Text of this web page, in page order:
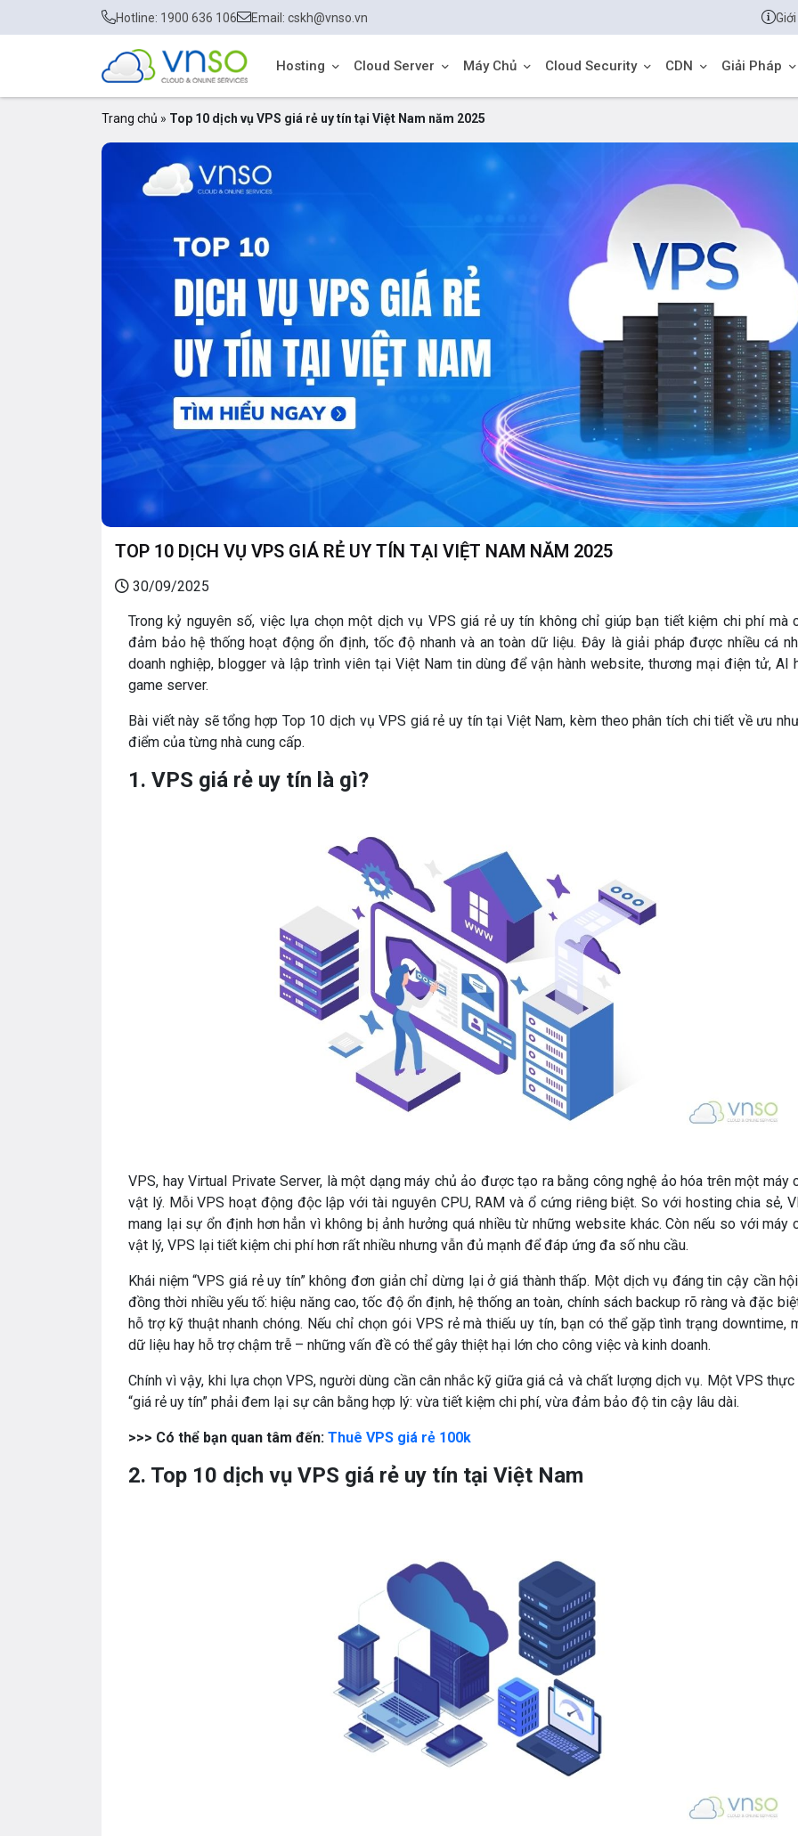
Hotline: 1900 636 106 Email: cskh@vnso.vn
Hosting Cloud Server Máy Chủ Cloud Security CDN Giải Pháp
Trang chủ » Top 10 dịch vụ VPS giá rẻ uy tín tại Việt Nam năm 2025
TOP 10 DỊCH VỤ VPS GIÁ RẺ UY TÍN TẠI VIỆT NAM NĂM 2025
30/09/2025
Trong kỷ nguyên số, việc lựa chọn một dịch vụ VPS giá rẻ uy tín không chỉ giúp bạn tiết kiệm chi phí mà
đảm bảo hệ thống hoạt động ổn định, tốc độ nhanh và an toàn dữ liệu. Đây là giải pháp được nhiều cá
doanh nghiệp, blogger và lập trình viên tại Việt Nam tin dùng để vận hành website, thương mại điện tử, AI
game server.
Bài viết này sẽ tổng hợp Top 10 dịch vụ VPS giá rẻ uy tín tại Việt Nam, kèm theo phân tích chi tiết về ưu
điểm của từng nhà cung cấp.
1. VPS giá rẻ uy tín là gì?
VPS, hay Virtual Private Server, là một dạng máy chủ ảo được tạo ra bằng công nghệ ảo hóa trên một máy
vật lý. Mỗi VPS hoạt động độc lập với tài nguyên CPU, RAM và ổ cứng riêng biệt. So với hosting chia sẻ,
mang lại sự ổn định hơn hẳn vì không bị ảnh hưởng quá nhiều từ những website khác. Còn nếu so với máy
vật lý, VPS lại tiết kiệm chi phí hơn rất nhiều nhưng vẫn đủ mạnh để đáp ứng đa số nhu cầu.
Khái niệm “VPS giá rẻ uy tín” không đơn giản chỉ dừng lại ở giá thành thấp. Một dịch vụ đáng tin cậy cần
đồng thời nhiều yếu tố: hiệu năng cao, tốc độ ổn định, hệ thống an toàn, chính sách backup rõ ràng và đặc
hỗ trợ kỹ thuật nhanh chóng. Nếu chỉ chọn gói VPS rẻ mà thiếu uy tín, bạn có thể gặp tình trạng downtime,
dữ liệu hay hỗ trợ chậm trễ – những vấn đề có thể gây thiệt hại lớn cho công việc và kinh doanh.
Chính vì vậy, khi lựa chọn VPS, người dùng cần cân nhắc kỹ giữa giá cả và chất lượng dịch vụ. Một VPS
“giá rẻ uy tín” phải đem lại sự cân bằng hợp lý: vừa tiết kiệm chi phí, vừa đảm bảo độ tin cậy lâu dài.
>>> Có thể bạn quan tâm đến: Thuê VPS giá rẻ 100k
2. Top 10 dịch vụ VPS giá rẻ uy tín tại Việt Nam